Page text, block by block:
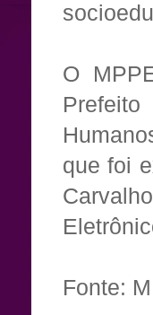
O
que foi
Fonte: